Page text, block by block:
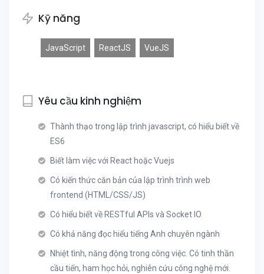
Kỹ năng
JavaScript ReactJS VueJS
Yêu cầu kinh nghiệm
Thành thạo trong lập trình javascript, có hiểu biết về
ES6
Biết làm việc với React hoặc Vuejs
Có kiến thức căn bản của lập trình trình web
frontend (HTML/CSS/JS)
Có hiểu biết về RESTful APIs và Socket IO
Có khả năng đọc hiểu tiếng Anh chuyên ngành
Nhiệt tình, năng động trong công việc. Có tinh thần
cầu tiến, ham học hỏi, nghiên cứu công nghệ mới.